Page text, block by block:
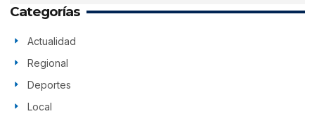
Categorías
Actualidad
Regional
Deportes
Local